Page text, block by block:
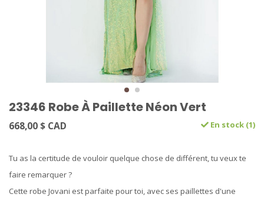
23346 Robe À Paillette Néon Vert
668,00 $ CAD En stock (1)
Tu as la certitude de vouloir quelque chose de différent, tu veux te
faire remarquer ?
Cette robe Jovani est parfaite pour toi, avec ses paillettes d'une